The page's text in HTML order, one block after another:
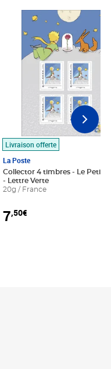
au panier
Livraison offerte
La Poste
Collector 4 timbres - Le Petit
- Lettre Verte
20g / France
7,50€
Prix 7,50€